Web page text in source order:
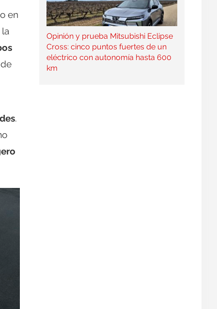
en
.
Opinión y prueba Mitsubishi Eclipse
Cross: cinco puntos fuertes de un
eléctrico con autonomía hasta 600
km